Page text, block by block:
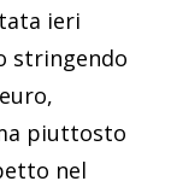
ieri
stringendo
piuttosto
nel